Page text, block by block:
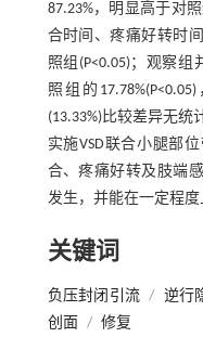
87.23%，明显高于对
合时间、疼痛好转时
照组(P<0.05)；观察
照组的
(13.33%)比较差异无统
实施VSD联合小腿部
合、疼痛好转及肢端
发生，并能在一定程度
关键词
负压封闭引流 / 逆行
创面 / 修复